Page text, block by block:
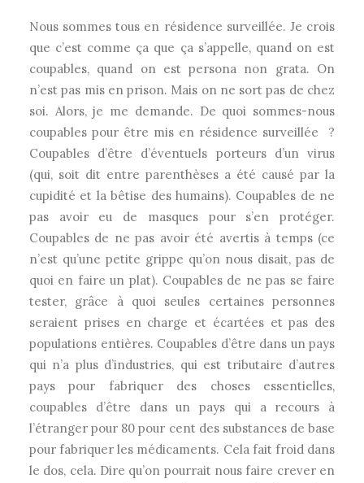
Nous sommes tous en résidence surveillée. Je crois
que c’est comme ça que ça s’appelle, quand on est
coupables, quand on est persona non grata. On
n’est pas mis en prison. Mais on ne sort pas de chez
soi. Alors, je me demande. De quoi sommes-nous
coupables pour être mis en résidence surveillée ?
Coupables d’être d’éventuels porteurs d’un virus
(qui, soit dit entre parenthèses a été causé par la
cupidité et la bêtise des humains). Coupables de ne
pas avoir eu de masques pour s’en protéger.
Coupables de ne pas avoir été avertis à temps (ce
n’est qu’une petite grippe qu’on nous disait, pas de
quoi en faire un plat). Coupables de ne pas se faire
tester, grâce à quoi seules certaines personnes
seraient prises en charge et écartées et pas des
populations entières. Coupables d’être dans un pays
qui n’a plus d’industries, qui est tributaire d’autres
pays pour fabriquer des choses essentielles,
coupables d’être dans un pays qui a recours à
l’étranger pour 80 pour cent des substances de base
pour fabriquer les médicaments. Cela fait froid dans
le dos, cela. Dire qu’on pourrait nous faire crever en